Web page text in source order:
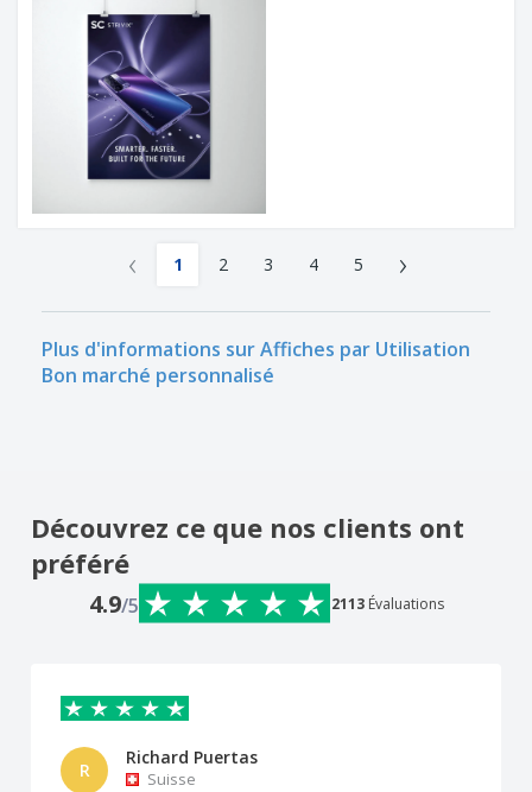
‹ 1 2 3 4 5 ›
Plus d'informations sur Affiches par Utilisation
Bon marché personnalisé
Découvrez ce que nos clients ont
préféré
4.9/5 2113 Évaluations
R
Richard Puertas
Suisse